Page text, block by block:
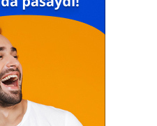
open_data/xml/
open_data/csv/